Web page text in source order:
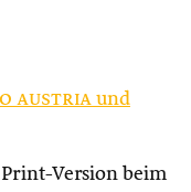
austria und
Print-Version beim